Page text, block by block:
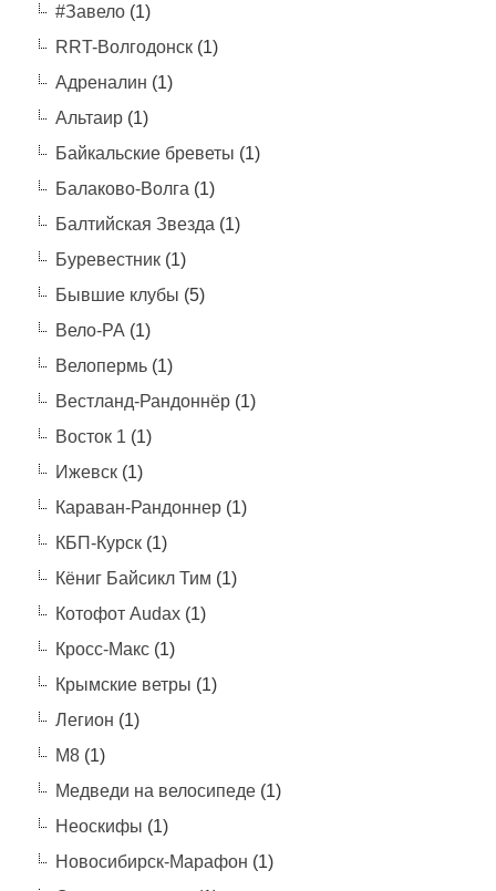
#Завело(1)
RRT-Волгодонск(1)
Адреналин (1)
Альтаир(1)
Байкальские бреветы (1)
Балаково-Волга (1)
Балтийская Звезда (1)
Буревестник(1)
Бывшие клубы (5)
Вело-РА (1)
Велопермь(1)
Вестланд-Рандоннёр(1)
Восток 1 (1)
Ижевск(1)
Караван-Рандоннер(1)
КБП-Курск(1)
Кёниг Байсикл Тим (1)
Котофот Audax(1)
Кросс-Макс(1)
Крымские ветры (1)
Легион (1)
М8(1)
Медведи на велосипеде(1)
Неоскифы (1)
Новосибирск-Марафон (1)